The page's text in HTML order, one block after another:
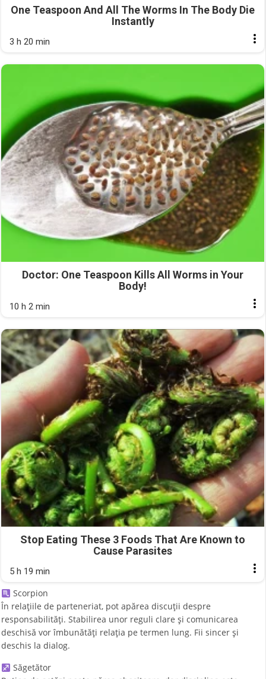
One Teaspoon And All The Worms In The Body Die
Instantly
3 h 20 min
Doctor: One Teaspoon Kills All Worms in Your
Body!
10 h 2 min
Stop Eating These 3 Foods That Are Known to
Cause Parasites
5 h 19 min
Scorpion
În relațiile de parteneriat, pot apărea discuții despre
responsabilități. Stabilirea unor reguli clare și comunicarea
deschisă vor îmbunătăți relația pe termen lung. Fii sincer și
deschis la dialog.
Săgetător